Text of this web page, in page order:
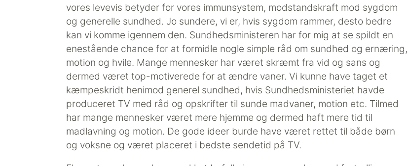
vores levevis betyder for vores immunsystem, modstandskraft mod sygdom
og generelle sundhed. Jo sundere, vi er, hvis sygdom rammer, desto bedre
kan vi komme igennem den. Sundhedsministeren har for mig at se spildt en
enestående chance for at formidle nogle simple råd om sundhed og ernæring,
motion og hvile. Mange mennesker har været skræmt fra vid og sans og
dermed været top-motiverede for at ændre vaner. Vi kunne have taget et
kæmpeskridt henimod generel sundhed, hvis Sundhedsministeriet havde
produceret TV med råd og opskrifter til sunde madvaner, motion etc. Tilmed
har mange mennesker været mere hjemme og dermed haft mere tid til
madlavning og motion. De gode ideer burde have været rettet til både børn
og voksne og været placeret i bedste sendetid på TV.